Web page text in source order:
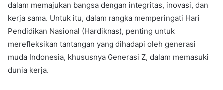
dalam memajukan bangsa dengan integritas, inovasi, dan
kerja sama. Untuk itu, dalam rangka memperingati Hari
Pendidikan Nasional (Hardiknas), penting untuk
merefleksikan tantangan yang dihadapi oleh generasi
muda Indonesia, khususnya Generasi Z, dalam memasuki
dunia kerja.